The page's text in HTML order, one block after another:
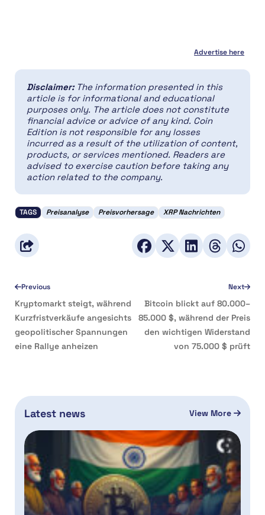
Advertise here
Disclaimer: The information presented in this
article is for informational and educational
purposes only. The article does not constitute
financial advice or advice of any kind. Coin
Edition is not responsible for any losses
incurred as a result of the utilization of content,
products, or services mentioned. Readers are
advised to exercise caution before taking any
action related to the company.
TAGS Preisanalyse Preisvorhersage XRP Nachrichten
Previous
Kryptomarkt steigt, während
Kurzfristverkäufe angesichts
geopolitischer Spannungen
eine Rallye anheizen
Next
Bitcoin blickt auf 80.000–
85.000 $, während der Preis
den wichtigen Widerstand
von 75.000 $ prüft
Latest news View More